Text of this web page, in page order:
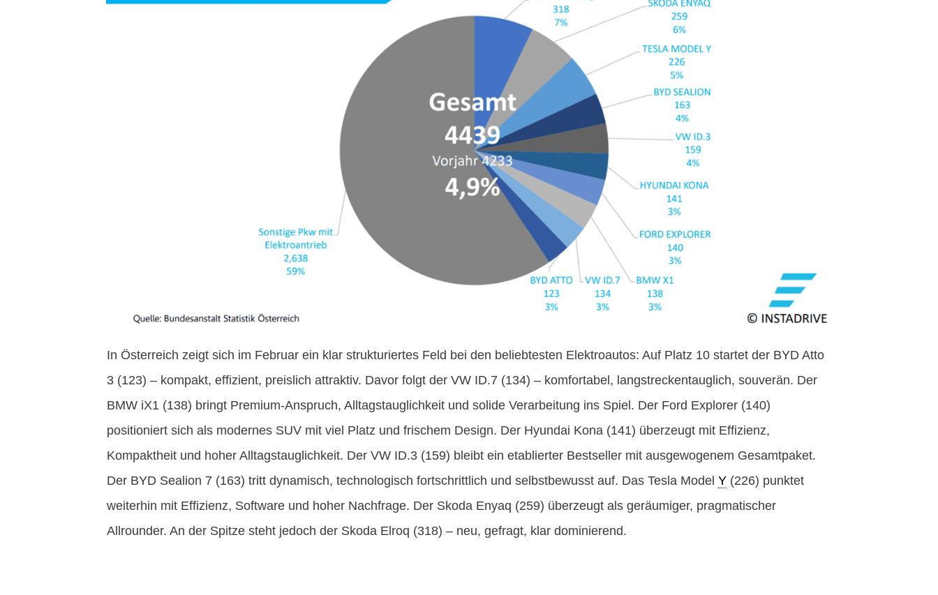
In Österreich zeigt sich im Februar ein klar strukturiertes Feld bei den beliebtesten Elektroautos: Auf Platz 10 startet der BYD Atto
3 (123) – kompakt, effizient, preislich attraktiv. Davor folgt der VW ID.7 (134) – komfortabel, langstreckentauglich, souverän. Der
BMW iX1 (138) bringt Premium-Anspruch, Alltagstauglichkeit und solide Verarbeitung ins Spiel. Der Ford Explorer (140)
positioniert sich als modernes SUV mit viel Platz und frischem Design. Der Hyundai Kona (141) überzeugt mit Effizienz,
Kompaktheit und hoher Alltagstauglichkeit. Der VW ID.3 (159) bleibt ein etablierter Bestseller mit ausgewogenem Gesamtpaket.
Der BYD Sealion 7 (163) tritt dynamisch, technologisch fortschrittlich und selbstbewusst auf. Das Tesla Model Y (226) punktet
weiterhin mit Effizienz, Software und hoher Nachfrage. Der Skoda Enyaq (259) überzeugt als geräumiger, pragmatischer
Allrounder. An der Spitze steht jedoch der Skoda Elroq (318) – neu, gefragt, klar dominierend.